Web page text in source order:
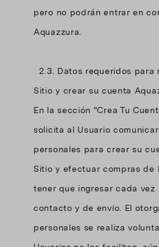
pero no podrán entrar en
Aquazzura.
2.3. Datos requeridos para
Sitio y crear su cuenta
En la sección "Crea Tu
solicita al Usuario
personales para crear su
Sitio y efectuar compras de
tener que ingresar cada vez
contacto y de envío. El
personales se realiza